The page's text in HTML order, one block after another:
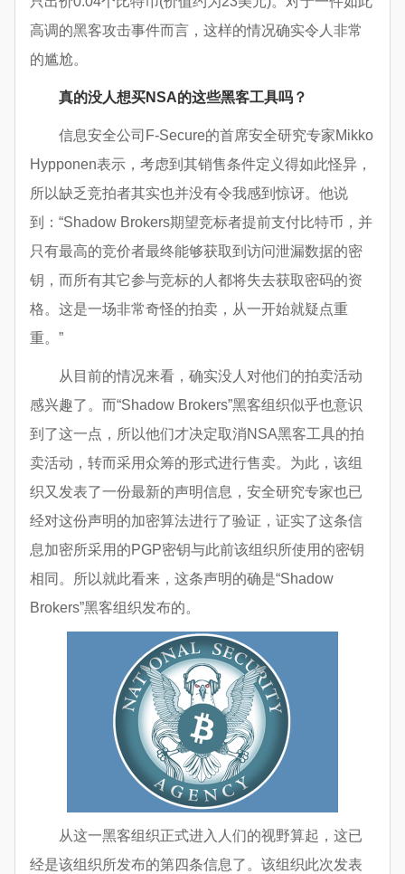
高调的黑客攻击事件而言，这样的情况确实令人非常
的尴尬。
真的没人想买NSA的这些黑客工具吗？
信息安全公司F-Secure的首席安全研究专家Mikko
Hypponen表示，考虑到其销售条件定义得如此怪异，
所以缺乏竞拍者其实也并没有令我感到惊讶。他说
到：“Shadow Brokers期望竞标者提前支付比特币，并
只有最高的竞价者最终能够获取到访问泄漏数据的密
钥，而所有其它参与竞标的人都将失去获取密码的资
格。这是一场非常奇怪的拍卖，从一开始就疑点重
重。”
从目前的情况来看，确实没人对他们的拍卖活动
感兴趣了。而“Shadow Brokers”黑客组织似乎也意识
到了这一点，所以他们才决定取消NSA黑客工具的拍
卖活动，转而采用众筹的形式进行售卖。为此，该组
织又发表了一份最新的声明信息，安全研究专家也已
经对这份声明的加密算法进行了验证，证实了这条信
息加密所采用的PGP密钥与此前该组织所使用的密钥
相同。所以就此看来，这条声明的确是“Shadow
Brokers”黑客组织发布的。
从这一黑客组织正式进入人们的视野算起，这已
经是该组织所发布的第四条信息了。该组织此次发表